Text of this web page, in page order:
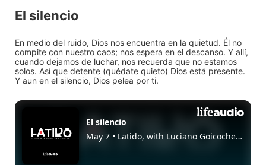
El silencio
En medio del ruido, Dios nos encuentra en la quietud. Él no
compite con nuestro caos; nos espera en el descanso. Y allí,
cuando dejamos de luchar, nos recuerda que no estamos
solos. Así que detente (quédate quieto) Dios está presente.
Y aun en el silencio, Dios pelea por ti.